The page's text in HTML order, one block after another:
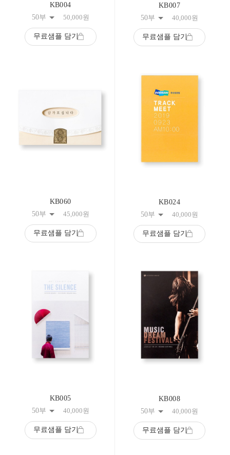
KB004
50부
50,000원
무료샘플 담기
KB007
50부
40,000원
무료샘플 담기
KB060
50부
45,000원
무료샘플 담기
KB024
50부
40,000원
무료샘플 담기
KB005
50부
40,000원
무료샘플 담기
KB008
50부
40,000원
무료샘플 담기